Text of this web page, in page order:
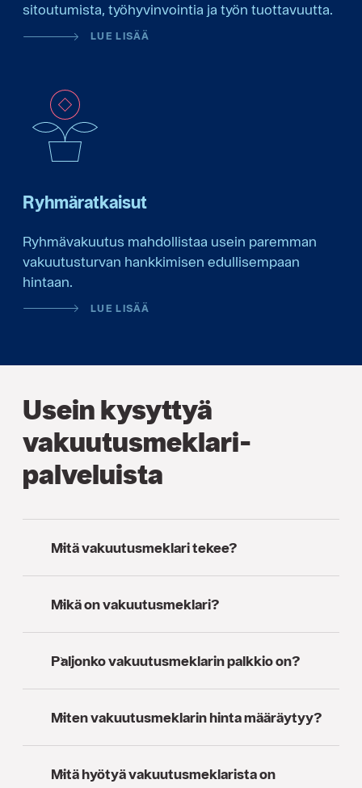
sitoutumista, työhyvinvointia ja työn tuottavuutta.
LUE LISÄÄ
Ryhmäratkaisut
Ryhmävakuutus mahdollistaa usein paremman
vakuutusturvan hankkimisen edullisempaan
hintaan.
LUE LISÄÄ
Usein kysyttyä
vakuutusmeklari­
palveluista
Mitä vakuutusmeklari tekee?
Mikä on vakuutusmeklari?
Paljonko vakuutusmeklarin palkkio on?
Miten vakuutusmeklarin hinta määräytyy?
Mitä hyötyä vakuutusmeklarista on